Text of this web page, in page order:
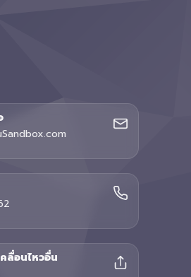
ลื่อนไหวอื่น